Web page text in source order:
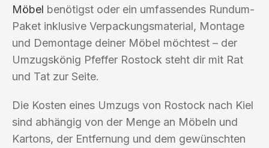
Möbel benötigst oder ein umfassendes Rundum-
Paket inklusive Verpackungsmaterial, Montage
und Demontage deiner Möbel möchtest – der
Umzugskönig Pfeffer Rostock steht dir mit Rat
und Tat zur Seite.
Die Kosten eines Umzugs von Rostock nach Kiel
sind abhängig von der Menge an Möbeln und
Kartons, der Entfernung und dem gewünschten